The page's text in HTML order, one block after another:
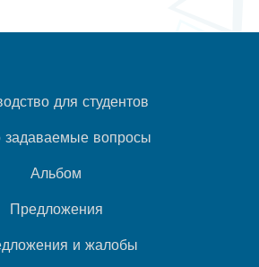
для студентов
задаваемые вопросы
Альбом
Предложения
и жалобы